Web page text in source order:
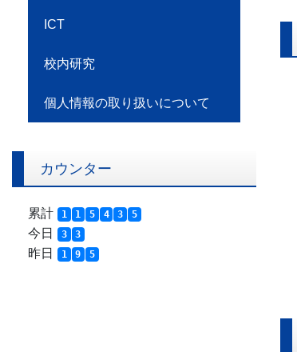
ICT
校内研究
個人情報の取り扱いについて
カウンター
累計 1 1 5 4 3 5
今日 3 3
昨日 1 9 5